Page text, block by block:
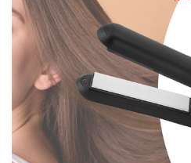
Téléphones
Et
Tablettes
Électroménager
Electronique
High-